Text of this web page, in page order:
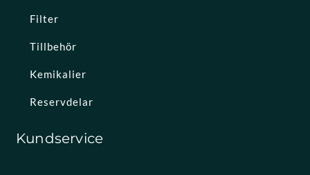
Filter
Tillbehör
Kemikalier
Reservdelar
Kundservice